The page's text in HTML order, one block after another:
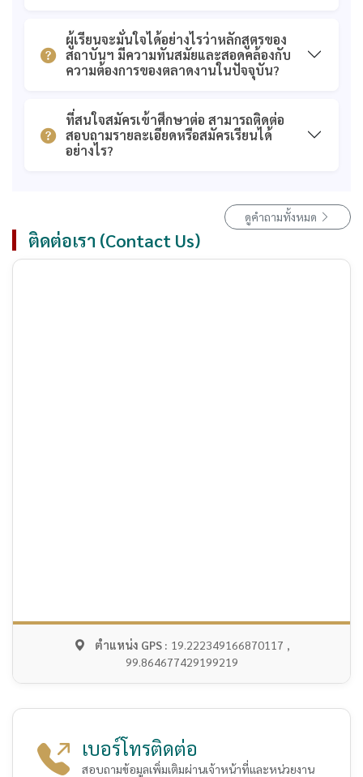
ผู้เรียนจะมั่นใจได้อย่างไรว่าหลักสูตรของ
สถาบันฯ มีความทันสมัยและสอดคล้องกับ
ความต้องการของตลาดงานในปัจจุบัน?
ที่สนใจสมัครเข้าศึกษาต่อ สามารถติดต่อ
สอบถามรายละเอียดหรือสมัครเรียนได้
อย่างไร?
ดูคำถามทั้งหมด
ติดต่อเรา (Contact Us)
ตำแหน่ง GPS : 19.222349166870117 ,
99.864677429199219
เบอร์โทรติดต่อ
สอบถามข้อมูลเพิ่มเติมผ่านเจ้าหน้าที่และหน่วยงาน